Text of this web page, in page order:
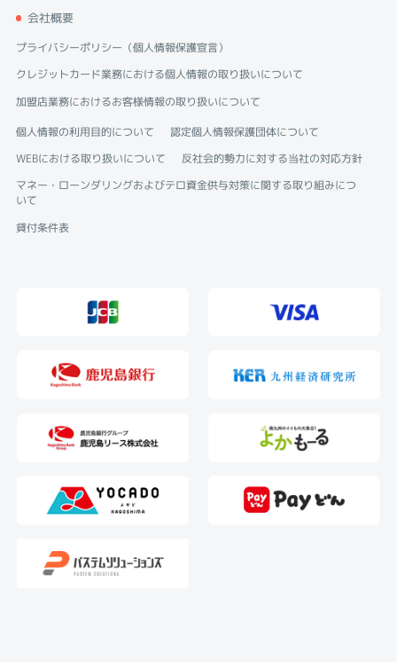
会社概要
プライバシーポリシー（個人情報保護宣言）
クレジットカード業務における個人情報の取り扱いについて
加盟店業務におけるお客様情報の取り扱いについて
個人情報の利用目的について
認定個人情報保護団体について
WEBにおける取り扱いについて
反社会的勢力に対する当社の対応方針
マネー・ローンダリングおよびテロ資金供与対策に関する取り組みにつ
いて
貸付条件表